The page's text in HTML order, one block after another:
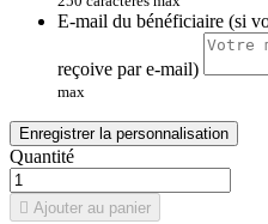
E-mail du bénéficiaire (si
reçoive par e-mail)
max
Enregistrer la personnalisation
Quantité
 Ajouter au panier